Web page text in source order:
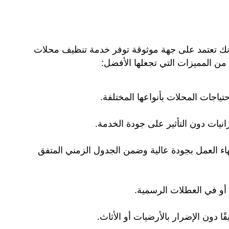
تعتمد على جهة موثوقة توفر خدمة تنظيف محلات
المميزات التي تجعلها الأفضل:
المحلات بأنواعها المختلفة.
دون التأثير على جودة الخدمة.
بجودة عالية وضمن الجدول الزمني المتفق
أو في العطلات الرسمية.
الإضرار بالأرضيات أو الأثاث.